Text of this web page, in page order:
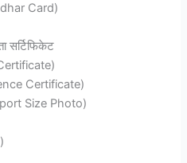
Card)
सर्टिफिकेट
Certificate)
Size Photo)